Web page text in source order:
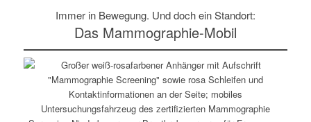
Immer in Bewegung. Und doch ein Standort:
Das Mammo­graphie-Mobil